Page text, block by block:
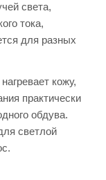
света,
тока,
для разных
кожу,
практически
обдува.
светлой